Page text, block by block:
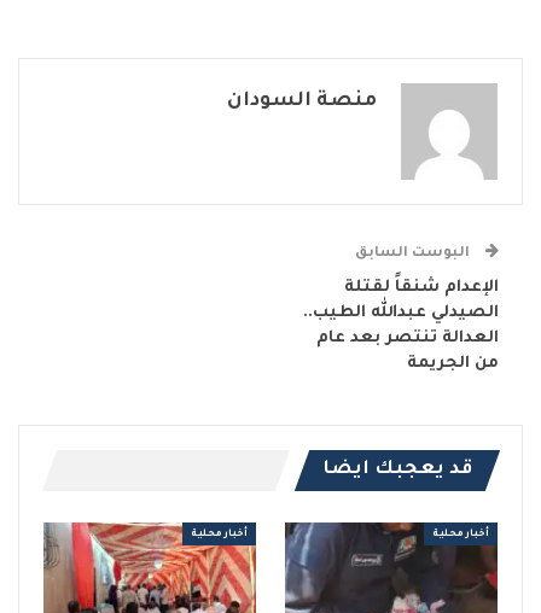
منصة السودان
البوست السابق
الإعدام شنقاً لقتلة
الصيدلي عبدالله الطيب..
العدالة تنتصر بعد عام
من الجريمة
قد يعجبك ايضا
أخبار محلية أخبار محلية